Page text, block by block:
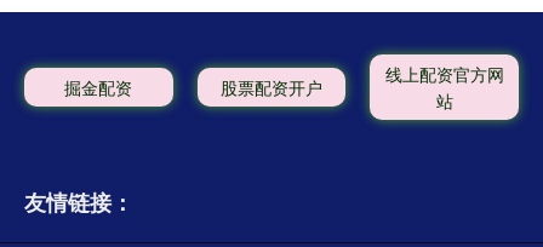
掘金配资 股票配资开户
线上配资官方网
站
友情链接：